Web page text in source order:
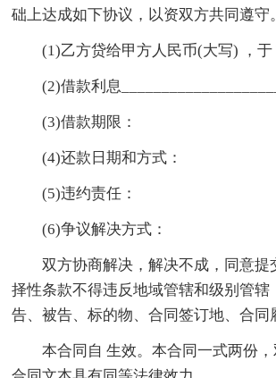
础上达成如下协议，以资双方共同遵守。
(1)乙方贷给甲方人民币(大写) ，于
(2)借款利息
(3)借款期限：
(4)还款日期和方式：
(5)违约责任：
(6)争议解决方式：
双方协商解决，解决不成，同意提
择性条款不得违反地域管辖和级别管辖
告、被告、标的物、合同签订地、合同
本合同自 生效。本合同一式两份，